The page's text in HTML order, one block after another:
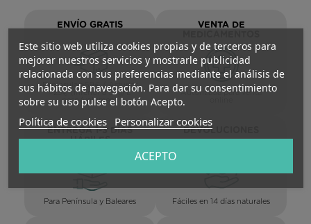
Este sitio web utiliza cookies propias y de terceros para
mejorar nuestros servicios y mostrarle publicidad
relacionada con sus preferencias mediante el análisis de
sus hábitos de navegación. Para dar su consentimiento
sobre su uso pulse el botón Acepto.
Política de cookies Personalizar cookies
ACEPTO
ENVÍO GRATIS
Península >59€ / Asturias
>29€ (inferior a 5kg/L
peso/volumen)
VENTA DE
Autorizada para venta
ENTREGA 1-3 DÍAS
HÁBILES
Para Península y Baleares
DEVOLUCIONES
Fáciles en 14 días naturales